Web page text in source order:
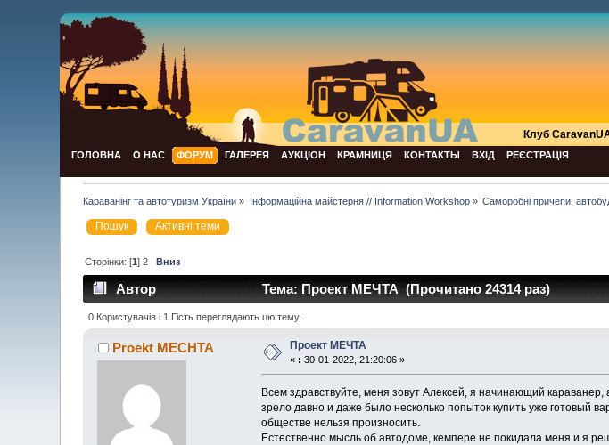
Клуб
ГОЛОВНА О НАС ФОРУМ ГАЛЕРЕЯ АУКЦІОН КРАМНИЦЯ КОНТАКТЫ ВХІД РЕЄСТРАЦІЯ
Караванінг та автотуризм України » Інформаційна майстерня // Information Workshop» Саморобні причепи,
Пошук Активні теми
Сторінки: [1]2 Вниз
Автор Тема: Проект МЕЧТА (Прочитано 24314 раз)
0 Користувачів і 1 Гість переглядають цю тему.
Proekt MECHTA Проект МЕЧТА
« : 30-01-2022, 21:20:06 »
Всем здравствуйте, меня зовут Алексей, я начинающий
зрело давно и даже было несколько попыток купить уже готовый
обществе нельзя произносить.
Естественно мысль об автодоме, кемпере не покидала меня и я